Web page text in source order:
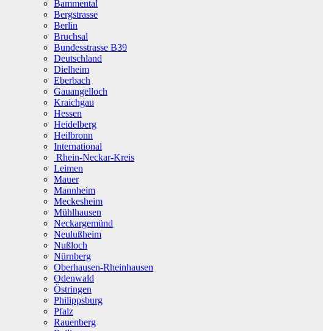
Bammental
Bergstrasse
Berlin
Bruchsal
Bundesstrasse B39
Deutschland
Dielheim
Eberbach
Gauangelloch
Kraichgau
Hessen
Heidelberg
Heilbronn
International
Rhein-Neckar-Kreis
Leimen
Mauer
Mannheim
Meckesheim
Mühlhausen
Neckargemünd
Neulußheim
Nußloch
Nürnberg
Oberhausen-Rheinhausen
Odenwald
Östringen
Philippsburg
Pfalz
Rauenberg